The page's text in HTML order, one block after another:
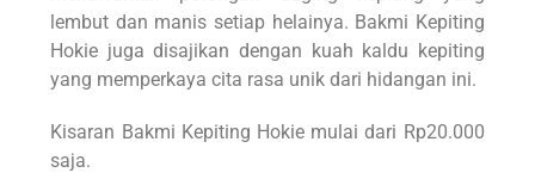
lembut dan manis setiap helainya. Bakmi Kepiting
Hokie juga disajikan dengan kuah kaldu kepiting
yang memperkaya cita rasa unik dari hidangan ini.
Kisaran Bakmi Kepiting Hokie mulai dari Rp20.000
saja.